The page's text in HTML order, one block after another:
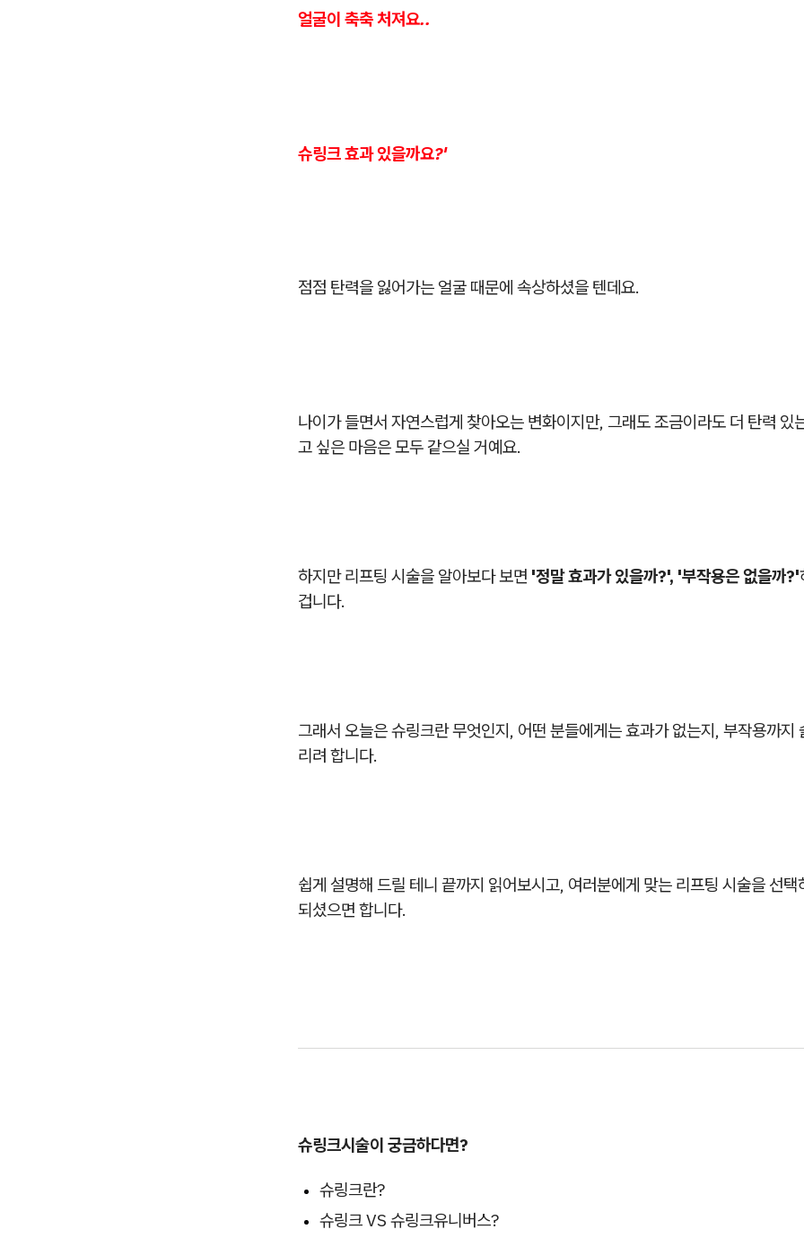
얼굴이 축축 처져요..
슈링크 효과 있을까요?'
점점 탄력을 잃어가는 얼굴 때문에 속상하셨을 텐데요.
나이가 들면서 자연스럽게 찾아오는 변화이지만, 그래도 조금이라도 더 탄력 있
고 싶은 마음은 모두 같으실 거예요.
하지만 리프팅 시술을 알아보다 보면 '정말 효과가 있을까?', '부작용은 없을까?'
겁니다.
그래서 오늘은 슈링크란 무엇인지, 어떤 분들에게는 효과가 없는지, 부작용까지
리려 합니다.
쉽게 설명해 드릴 테니 끝까지 읽어보시고, 여러분에게 맞는 리프팅 시술을 선택
되셨으면 합니다.
슈링크시술이 궁금하다면?
슈링크란?
슈링크 VS 슈링크유니버스?